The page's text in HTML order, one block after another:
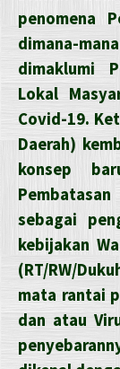
penomena
dimana-
dimaklumi
Lokal
Covid-19.
Daerah)
konsep
sebagai
kebijakan
(RT/RW/
mata rantai
dan atau